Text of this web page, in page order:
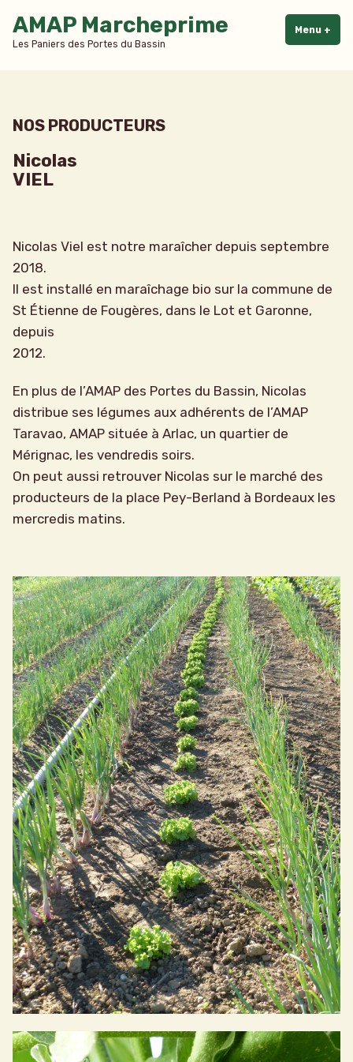
au
contenu
AMAP Marcheprime
Les Paniers des Portes du Bassin
Menu +
NOS PRODUCTEURS
Nicolas
VIEL
Nicolas Viel est notre maraîcher depuis septembre
2018.
Il est installé en maraîchage bio sur la commune de
St Étienne de Fougères, dans le Lot et Garonne,
depuis
2012.
En plus de l’AMAP des Portes du Bassin, Nicolas
distribue ses légumes aux adhérents de l’AMAP
Taravao, AMAP située à Arlac, un quartier de
Mérignac, les vendredis soirs.
On peut aussi retrouver Nicolas sur le marché des
producteurs de la place Pey-Berland à Bordeaux les
mercredis matins.